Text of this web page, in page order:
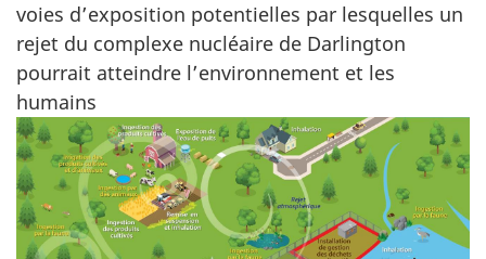
voies d’exposition potentielles par lesquelles un
rejet du complexe nucléaire de Darlington
pourrait atteindre l’environnement et les
humains